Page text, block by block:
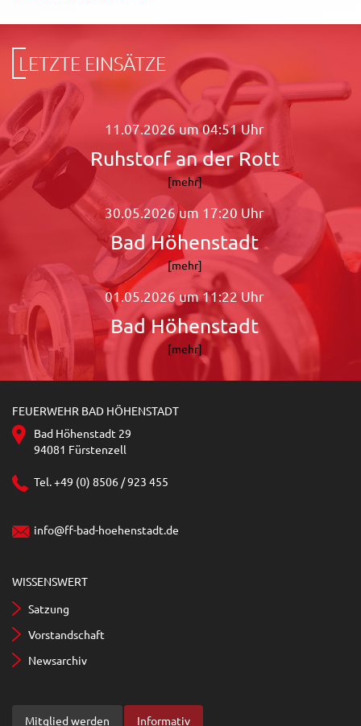
LETZTE EINSÄTZE
11.07.2026 um 04:51 Uhr
Ruhstorf an der Rott
[mehr]
30.05.2026 um 17:20 Uhr
Bad Höhenstadt
[mehr]
01.05.2026 um 11:22 Uhr
Bad Höhenstadt
[mehr]
FEUERWEHR BAD HÖHENSTADT
Bad Höhenstadt 29
94081 Fürstenzell
Tel. +49 (0) 8506 / 923 455
info@ff-bad-hoehenstadt.de
WISSENSWERT
Satzung
Vorstandschaft
Newsarchiv
Mitglied werden Informativ